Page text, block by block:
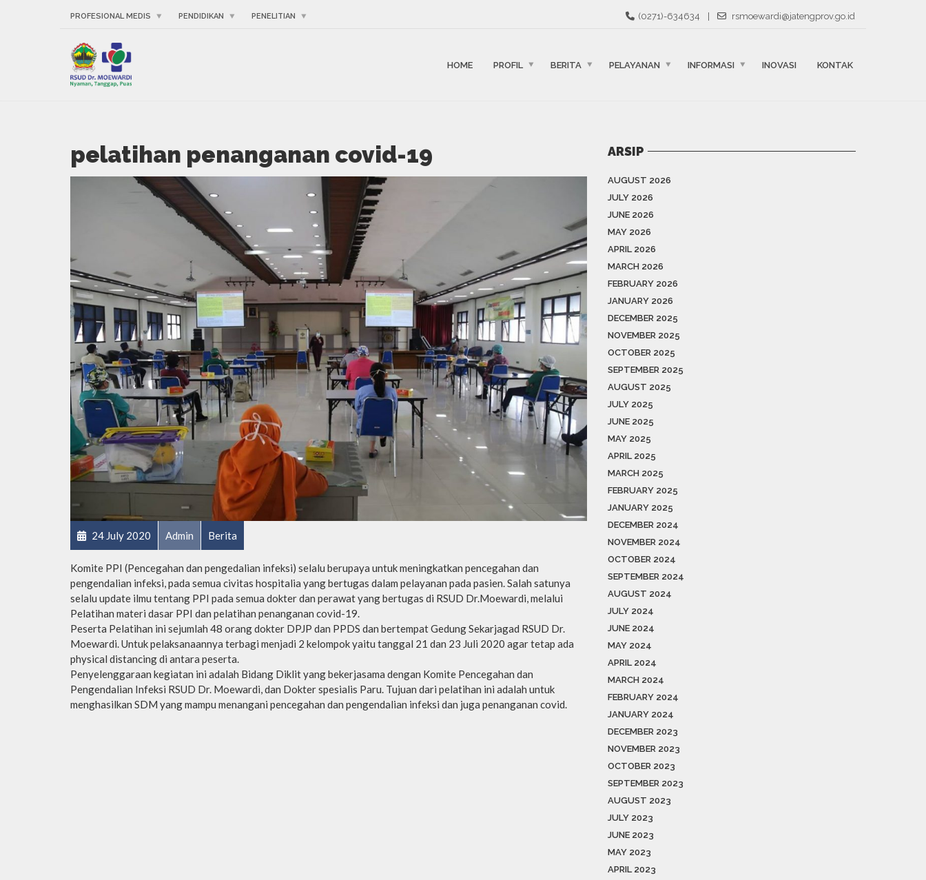
PROFESIONAL MEDIS PENDIDIKAN PENELITIAN (0271)-634634 rsmoewardi@jatengprov.go.id
HOME PROFIL BERITA PELAYANAN INFORMASI INOVASI KONTAK
pelatihan penanganan covid-19
24 July 2020 Admin Berita
Komite PPI (Pencegahan dan pengedalian infeksi) selalu berupaya untuk meningkatkan pencegahan dan
pengendalian infeksi, pada semua civitas hospitalia yang bertugas dalam pelayanan pada pasien. Salah satunya
selalu update ilmu tentang PPI pada semua dokter dan perawat yang bertugas di RSUD Dr.Moewardi, melalui
Pelatihan materi dasar PPI dan pelatihan penanganan covid-19.
Peserta Pelatihan ini sejumlah 48 orang dokter DPJP dan PPDS dan bertempat Gedung Sekarjagad RSUD Dr.
Moewardi. Untuk pelaksanaannya terbagi menjadi 2 kelompok yaitu tanggal 21 dan 23 Juli 2020 agar tetap ada
physical distancing di antara peserta.
Penyelenggaraan kegiatan ini adalah Bidang Diklit yang bekerjasama dengan Komite Pencegahan dan
Pengendalian Infeksi RSUD Dr. Moewardi, dan Dokter spesialis Paru. Tujuan dari pelatihan ini adalah untuk
menghasilkan SDM yang mampu menangani pencegahan dan pengendalian infeksi dan juga penanganan covid.
ARSIP
AUGUST 2026
JULY 2026
JUNE 2026
MAY 2026
APRIL 2026
MARCH 2026
FEBRUARY 2026
JANUARY 2026
DECEMBER 2025
NOVEMBER 2025
OCTOBER 2025
SEPTEMBER 2025
AUGUST 2025
JULY 2025
JUNE 2025
MAY 2025
APRIL 2025
MARCH 2025
FEBRUARY 2025
JANUARY 2025
DECEMBER 2024
NOVEMBER 2024
OCTOBER 2024
SEPTEMBER 2024
AUGUST 2024
JULY 2024
JUNE 2024
MAY 2024
APRIL 2024
MARCH 2024
FEBRUARY 2024
JANUARY 2024
DECEMBER 2023
NOVEMBER 2023
OCTOBER 2023
SEPTEMBER 2023
AUGUST 2023
JULY 2023
JUNE 2023
MAY 2023
APRIL 2023